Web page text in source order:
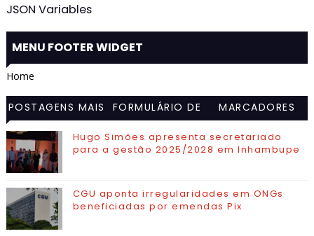
JSON Variables
MENU FOOTER WIDGET
Home
POSTAGENS MAIS
VISITADAS
FORMULÁRIO DE
MARCADORES
Hugo Simões apresenta secretariado
para a gestão 2025/2028 em Inhambupe
CGU aponta irregularidades em ONGs
beneficiadas por emendas Pix